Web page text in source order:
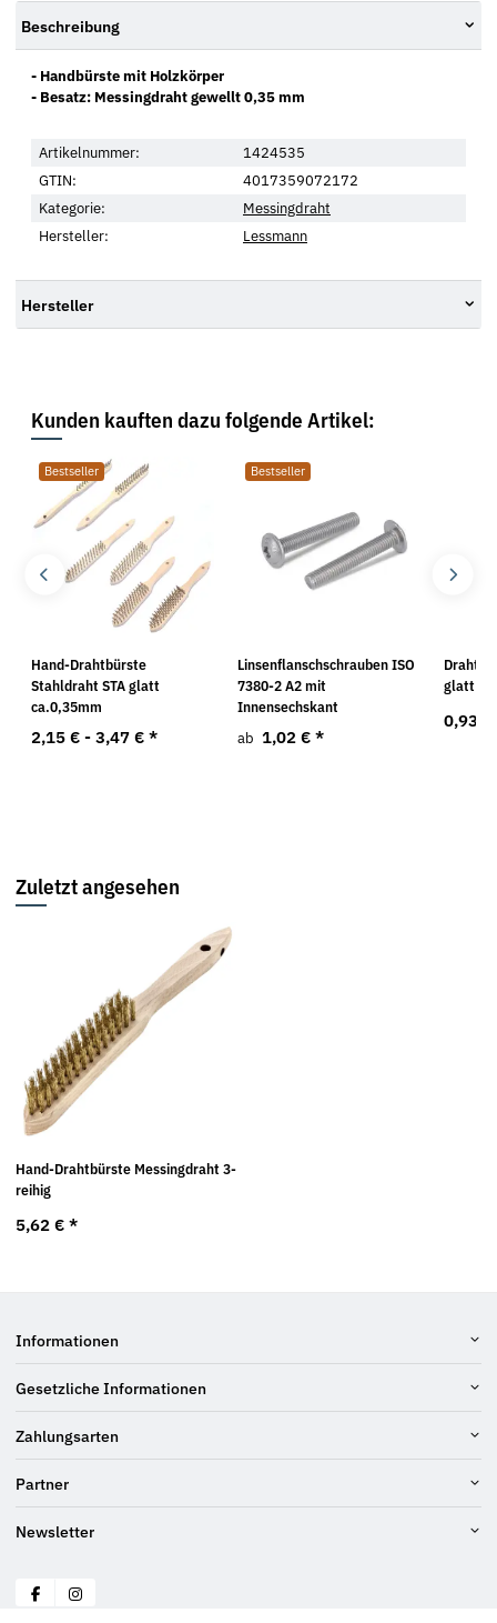
Beschreibung
- Handbürste mit Holzkörper
- Besatz: Messingdraht gewellt 0,35 mm
Artikelnummer:
1424535
GTIN:
4017359072172
Kategorie:
Messingdraht
Hersteller:
Lessmann
Hersteller
Kunden kauften dazu folgende Artikel:
Bestseller
Hand-Drahtbürste
Stahldraht STA glatt
ca.0,35mm
2,15 € - 3,47 € *
Bestseller
Linsenflanschschrauben ISO
7380-2 A2 mit
Innensechskant
ab 1,02 € *
glatt
0,93
Zuletzt angesehen
Hand-Drahtbürste Messingdraht 3-
reihig
5,62 € *
Informationen
Gesetzliche Informationen
Zahlungsarten
Partner
Newsletter